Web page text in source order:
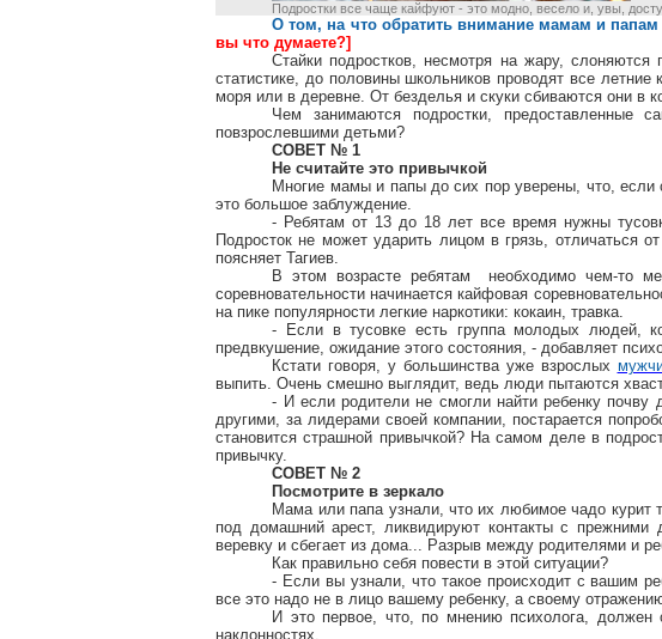
Подростки все чаще кайфуют - это модно, весело и, увы,
О том, на что обратить внимание мамам и папам
вы что думаете?]
Стайки подростков, несмотря на жару,
статистике, до половины школьников проводят все
моря или в деревне. От безделья и скуки сбиваются они в
Чем занимаются подростки, предоставленные
повзрослевшими детьми?
СОВЕТ № 1
Не считайте это привычкой
Многие мамы и папы до сих пор уверены, что,
это большое заблуждение.
- Ребятам от 13 до 18 лет все время нужны
Подросток не может ударить лицом в грязь, отличаться
поясняет Тагиев.
В этом возрасте ребятам необходимо чем-то
соревновательности начинается кайфовая
на пике популярности легкие наркотики: кокаин, травка.
- Если в тусовке есть группа молодых людей,
предвкушение, ожидание этого состояния, - добавляет
Кстати говоря, у большинства уже взрослых
выпить. Очень смешно выглядит, ведь люди пытаются
- И если родители не смогли найти ребенку
другими, за лидерами своей компании, постарается
становится страшной привычкой? На самом деле в
привычку.
СОВЕТ № 2
Посмотрите в зеркало
Мама или папа узнали, что их любимое чадо курит
под домашний арест, ликвидируют контакты с прежними
веревку и сбегает из дома... Разрыв между родителями и
Как правильно себя повести в этой ситуации?
- Если вы узнали, что такое происходит с вашим
все это надо не в лицо вашему ребенку, а своему
И это первое, что, по мнению психолога,
наклонностях.